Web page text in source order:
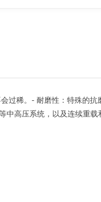
过稀。- 耐磨性：特殊的
高压系统，以及连续重载